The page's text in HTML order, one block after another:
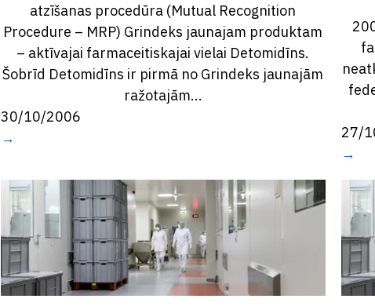
atzīšanas procedūra (Mutual Recognition
Procedure – MRP) Grindeks jaunajam produktam
– aktīvajai farmaceitiskajai vielai Detomidīns.
Šobrīd Detomidīns ir pirmā no Grindeks jaunajām
ražotajām...
30/10/2006
→
27/
→